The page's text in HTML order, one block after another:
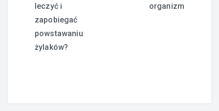
leczyć i
zapobiegać
powstawaniu
żylaków?
organizm